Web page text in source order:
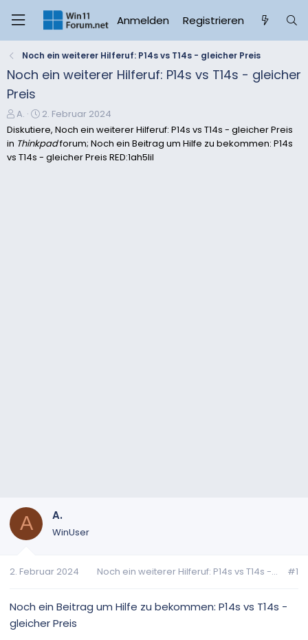
Anmelden Registrieren
Noch ein weiterer Hilferuf: P14s vs T14s - gleicher Preis
Noch ein weiterer Hilferuf: P14s vs T14s - gleicher
Preis
E
r
s
A.
E
r
s
t
2. Februar 2024
Diskutiere, Noch ein weiterer Hilferuf: P14s vs T14s - gleicher Preis
in Thinkpadforum; Noch ein Beitrag um Hilfe zu bekommen: P14s
vs T14s - gleicher Preis RED:1ah5lil
A A.
WinUser
2. Februar 2024 Noch ein weiterer Hilferuf: P14s vs T14s -... #1
Noch ein Beitrag um Hilfe zu bekommen: P14s vs T14s -
gleicher Preis